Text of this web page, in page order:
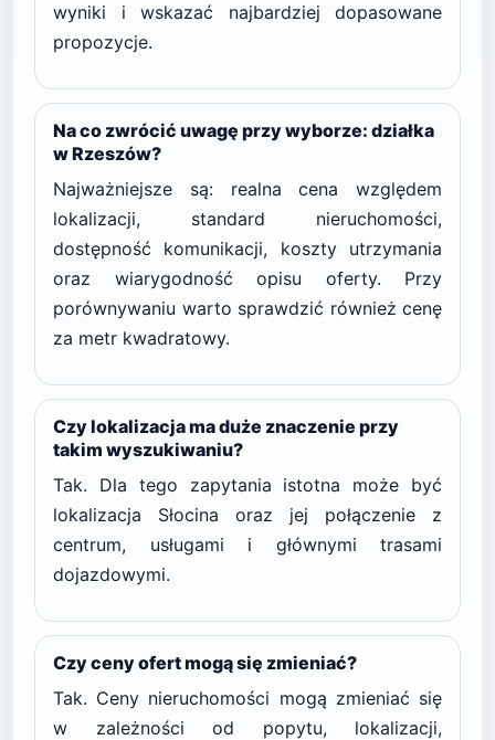
wyniki i wskazać najbardziej dopasowane
propozycje.
Na co zwrócić uwagę przy wyborze: działka
w Rzeszów?
Najważniejsze są: realna cena względem
lokalizacji, standard nieruchomości,
dostępność komunikacji, koszty utrzymania
oraz wiarygodność opisu oferty. Przy
porównywaniu warto sprawdzić również cenę
za metr kwadratowy.
Czy lokalizacja ma duże znaczenie przy
takim wyszukiwaniu?
Tak. Dla tego zapytania istotna może być
lokalizacja Słocina oraz jej połączenie z
centrum, usługami i głównymi trasami
dojazdowymi.
Czy ceny ofert mogą się zmieniać?
Tak. Ceny nieruchomości mogą zmieniać się
w zależności od popytu, lokalizacji,